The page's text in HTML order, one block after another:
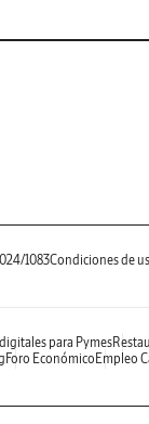
1083Condiciones de
para Pymes
Foro Económico Empleo